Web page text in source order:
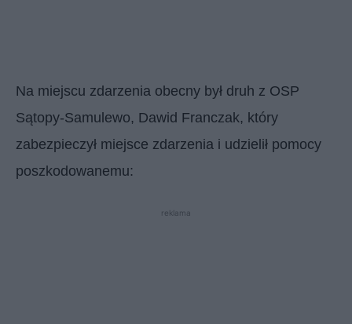
Na miejscu zdarzenia obecny był druh z OSP
Sątopy-Samulewo, Dawid Franczak, który
zabezpieczył miejsce zdarzenia i udzielił pomocy
poszkodowanemu:
reklama